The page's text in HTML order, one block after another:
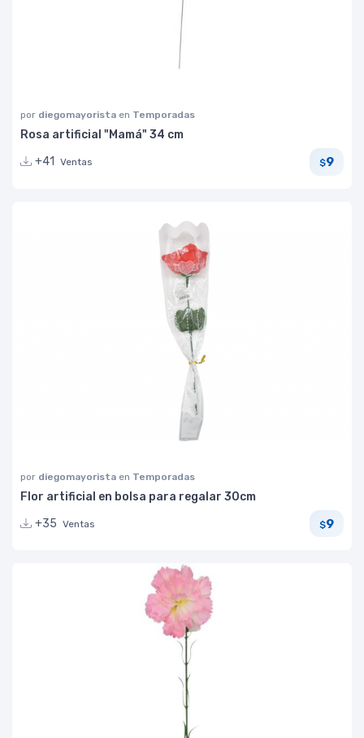
por diegomayorista en Temporadas
Rosa artificial "Mamá" 34 cm
+41 Ventas $9
por diegomayorista en Temporadas
Flor artificial en bolsa para regalar 30cm
+35 Ventas $9